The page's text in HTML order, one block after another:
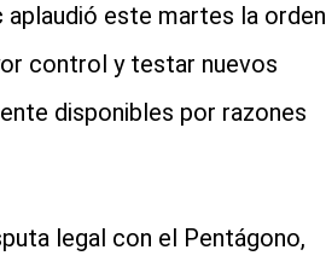
aplaudió este martes la orden
control y testar nuevos
disponibles por razones
legal con el Pentágono,